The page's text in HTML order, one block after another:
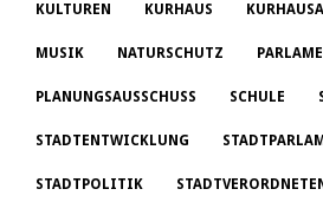
KULTUREN KURHAUS
MUSIK NATURSCHUTZ
PLANUNGSAUSSCHUSS SCHULE
STADTENTWICKLUNG
STADTPOLITIK